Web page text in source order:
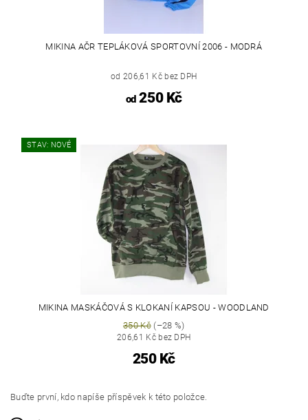
MIKINA AČR TEPLÁKOVÁ SPORTOVNÍ 2006 - MODRÁ
od 206,61 Kč bez DPH
od250 Kč
STAV: NOVÉ
MIKINA MASKÁČOVÁ S KLOKANÍ KAPSOU - WOODLAND
350 Kč(–28 %)
206,61 Kč bez DPH
250 Kč
Buďte první, kdo napíše příspěvek k této položce.